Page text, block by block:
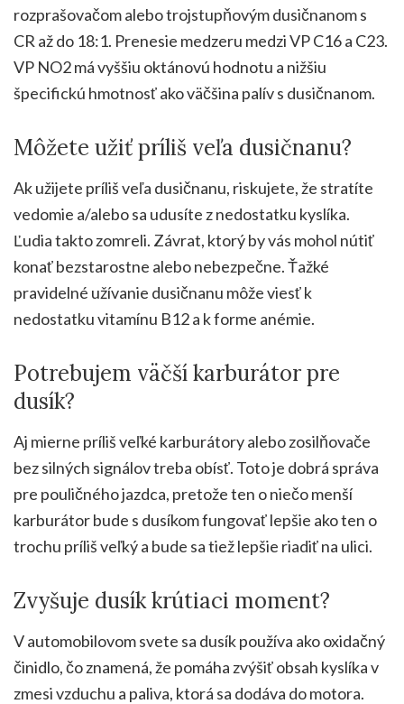
rozprašovačom alebo trojstupňovým dusičnanom s
CR až do 18:1. Prenesie medzeru medzi VP C16 a C23.
VP NO2 má vyššiu oktánovú hodnotu a nižšiu
špecifickú hmotnosť ako väčšina palív s dusičnanom.
Môžete užiť príliš veľa dusičnanu?
Ak užijete príliš veľa dusičnanu, riskujete, že stratíte
vedomie a/alebo sa udusíte z nedostatku kyslíka.
Ľudia takto zomreli. Závrat, ktorý by vás mohol nútiť
konať bezstarostne alebo nebezpečne. Ťažké
pravidelné užívanie dusičnanu môže viesť k
nedostatku vitamínu B12 a k forme anémie.
Potrebujem väčší karburátor pre
dusík?
Aj mierne príliš veľké karburátory alebo zosilňovače
bez silných signálov treba obísť. Toto je dobrá správa
pre pouličného jazdca, pretože ten o niečo menší
karburátor bude s dusíkom fungovať lepšie ako ten o
trochu príliš veľký a bude sa tiež lepšie riadiť na ulici.
Zvyšuje dusík krútiaci moment?
V automobilovom svete sa dusík používa ako oxidačný
činidlo, čo znamená, že pomáha zvýšiť obsah kyslíka v
zmesi vzduchu a paliva, ktorá sa dodáva do motora.